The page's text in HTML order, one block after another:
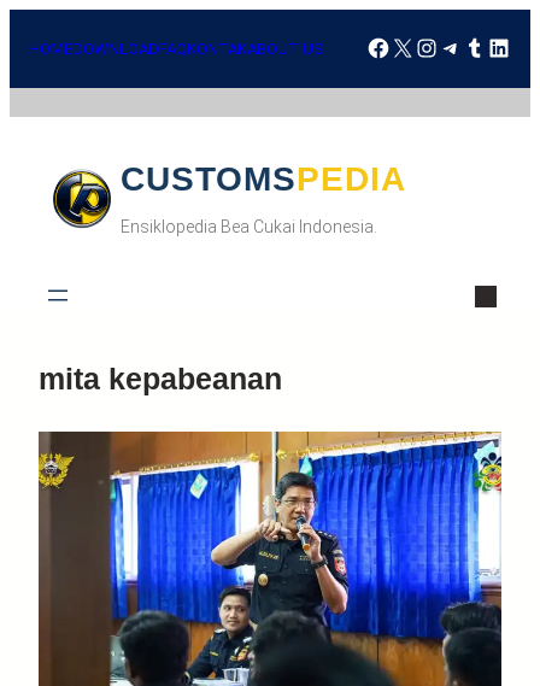
HOMEDOWNLOADFAQKONTAKABOUT US Facebook
X
CUSTOMSPEDIA
Ensiklopedia Bea Cukai Indonesia.
mita kepabeanan